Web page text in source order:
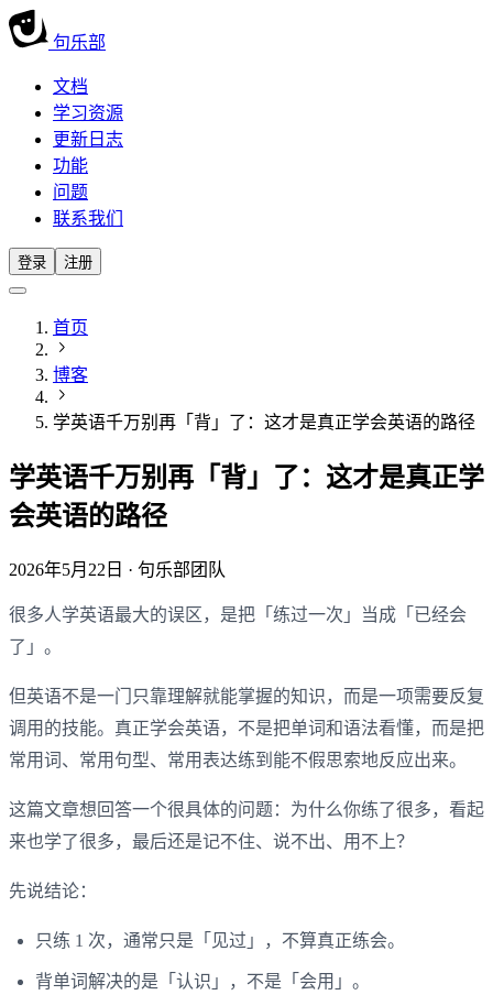
句乐部
文档
学习资源
更新日志
功能
问题
联系我们
登录 注册
首页
博客
学英语千万别再「背」了：这才是真正学会英语的路径
学英语千万别再「背」了：这才是真正学
会英语的路径
2026年5月22日 · 句乐部团队
很多人学英语最大的误区，是把「练过一次」当成「已经会
了」。
但英语不是一门只靠理解就能掌握的知识，而是一项需要反复
调用的技能。真正学会英语，不是把单词和语法看懂，而是把
常用词、常用句型、常用表达练到能不假思索地反应出来。
这篇文章想回答一个很具体的问题：为什么你练了很多，看起
来也学了很多，最后还是记不住、说不出、用不上？
先说结论：
只练 1 次，通常只是「见过」，不算真正练会。
背单词解决的是「认识」，不是「会用」。